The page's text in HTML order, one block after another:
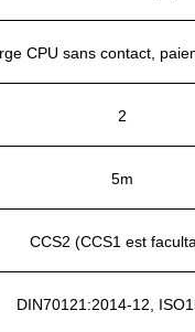
CPU sans contact,
2
5m
CCS2 (CCS1 est
DIN70121:2014-12,